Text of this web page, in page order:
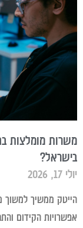
משרות מומלצות
בישראל?
יולי 17, 2026
הייטק ממשיך למשוך
אפשרויות הקידום